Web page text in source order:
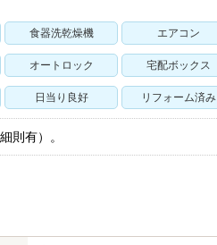
食器洗乾燥機 エアコン
オートロック 宅配ボックス
日当り良好 リフォーム済み
則有）。